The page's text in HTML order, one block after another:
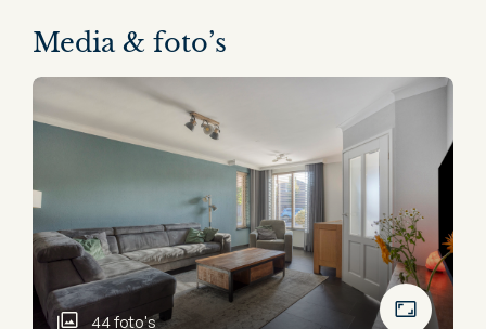
Media & foto’s
44 foto's